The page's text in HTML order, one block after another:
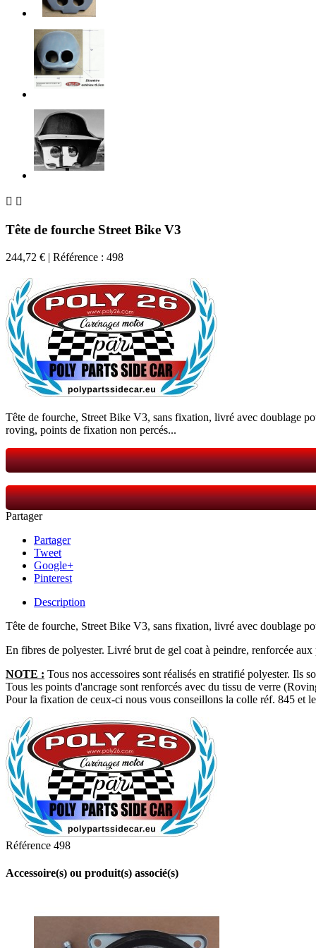
 
Tête de fourche Street Bike V3
244,72 € | Référence : 498
Tête de fourche, Street Bike V3, sans fixation, livré avec doublage
roving, points de fixation non percés...
Partager
Partager
Tweet
Google+
Pinterest
Description
Tête de fourche, Street Bike V3, sans fixation, livré avec doublage
En fibres de polyester. Livré brut de gel coat à peindre, renforcée
NOTE : Tous nos accessoires sont réalisés en stratifié polyester. Ils
Tous les points d'ancrage sont renforcés avec du tissu de verre
Pour la fixation de ceux-ci nous vous conseillons la colle réf. 845
Référence 498
Accessoire(s) ou produit(s) associé(s)